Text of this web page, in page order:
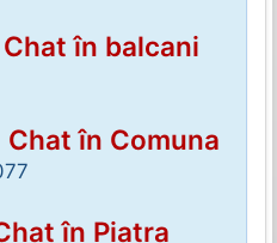
Chat în balcani
Chat în Comuna
în Piatra